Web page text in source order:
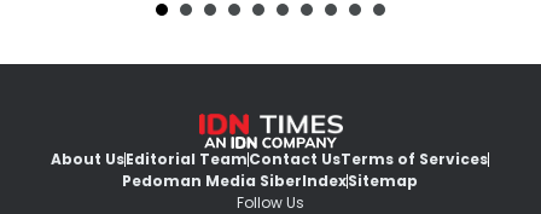
About UsEditorial TeamContact UsTerms of Services
Pedoman Media SiberIndexSitemap
Follow Us